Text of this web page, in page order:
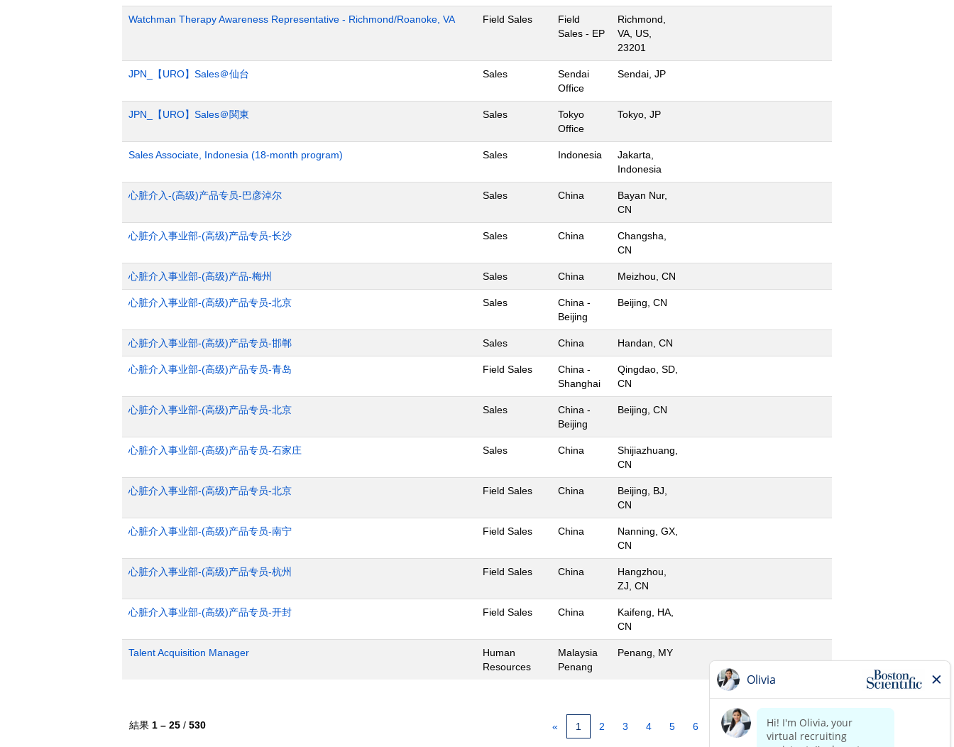
Watchman Therapy Awareness Representative - Richmond/Roanoke, VA Field Sales
Field
Sales - EP
Richmond,
VA, US,
23201
JPN_【URO】Sales＠仙台 Sales
Sendai
Office
Sendai, JP
JPN_【URO】Sales＠関東 Sales
Tokyo
Office
Tokyo, JP
Sales Associate, Indonesia (18-month program) Sales Indonesia
Jakarta,
Indonesia
心脏介入-(高级)产品专员-巴彦淖尔 Sales China
Bayan Nur,
CN
心脏介入事业部-(高级)产品专员-长沙 Sales China
Changsha,
CN
心脏介入事业部-(高级)产品-梅州 Sales China Meizhou, CN
心脏介入事业部-(高级)产品专员-北京 Sales
China -
Beijing
Beijing, CN
心脏介入事业部-(高级)产品专员-邯郸 Sales China Handan, CN
心脏介入事业部-(高级)产品专员-青岛 Field Sales
China -
Shanghai
Qingdao, SD,
CN
心脏介入事业部-(高级)产品专员-北京 Sales
China -
Beijing
Beijing, CN
心脏介入事业部-(高级)产品专员-石家庄 Sales China
Shijiazhuang,
CN
心脏介入事业部-(高级)产品专员-北京 Field Sales China
Beijing, BJ,
CN
心脏介入事业部-(高级)产品专员-南宁 Field Sales China
Nanning, GX,
CN
心脏介入事业部-(高级)产品专员-杭州 Field Sales China
Hangzhou,
ZJ, CN
心脏介入事业部-(高级)产品专员-开封 Field Sales China
Kaifeng, HA,
CN
Talent Acquisition Manager
Human
Resources
Malaysia
Penang
Penang, MY
結果 1 – 25 / 530 « 1 2 3 4 5 6 7 8 9 10 »